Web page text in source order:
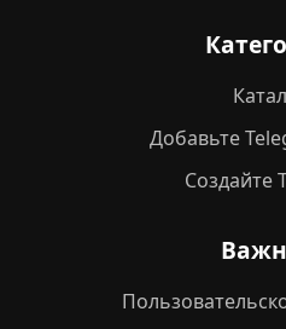
Добавьте
Создайте